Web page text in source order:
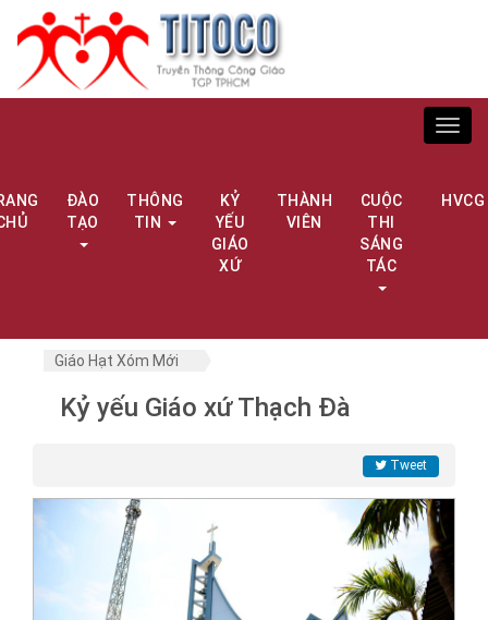
ĐÀO
TẠO
THÔNG
TIN
KỶ
YẾU
GIÁO
XỨ
THÀNH
VIÊN
CUỘC
THI
SÁNG
TÁC
HVCG
Giáo Hạt Xóm Mới
Kỷ yếu Giáo xứ Thạch Đà
Tweet